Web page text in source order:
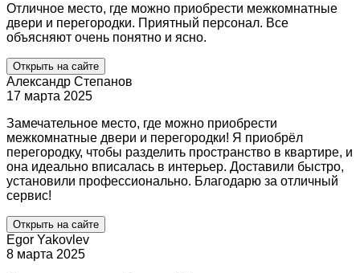
Отличное место, где можно приобрести межкомнатные
двери и перегородки. Приятный персонал. Все
объясняют очень понятно и ясно.
Открыть на сайте
Александр Степанов
17 марта 2025
Замечательное место, где можно приобрести
межкомнатные двери и перегородки! Я приобрёл
перегородку, чтобы разделить пространство в квартире, и
она идеально вписалась в интерьер. Доставили быстро,
установили профессионально. Благодарю за отличный
сервис!
Открыть на сайте
Egor Yakovlev
8 марта 2025